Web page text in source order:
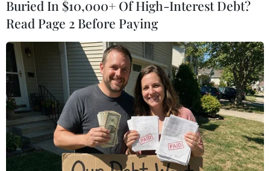
Đội kèn nữ hùng hậu này ngày thường vẫn chân lấm tay bùn
với công việc đồng áng nhưng khi có lễ, họ không khác nào
Buried In $10,000+ Of High-Interest Debt?
Read Page 2 Before Paying